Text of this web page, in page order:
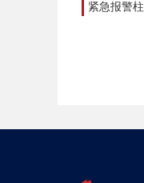
紧急报警柱